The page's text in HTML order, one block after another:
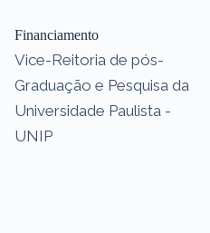
Financiamento
Vice-Reitoria de pós-
Graduação e Pesquisa da
Universidade Paulista -
UNIP